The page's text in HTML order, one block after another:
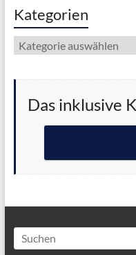
Kategorien
Kategorien
Das inklusive